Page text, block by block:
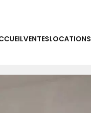
VENTESLOCATIONS